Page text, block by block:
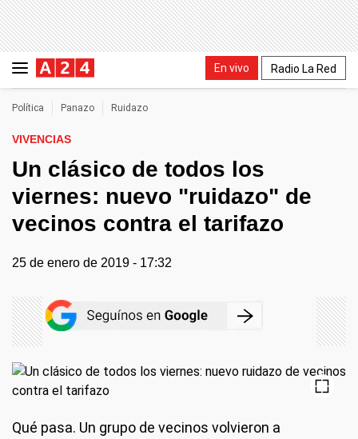
En vivo Radio La Red
Política Panazo Ruidazo
VIVENCIAS
Un clásico de todos los
viernes: nuevo "ruidazo" de
vecinos contra el tarifazo
25 de enero de 2019 - 17:32
Qué pasa. Un grupo de vecinos volvieron a